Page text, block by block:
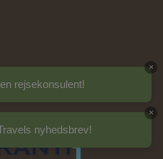
rejsekonsulent!
×
nyhedsbrev!
×